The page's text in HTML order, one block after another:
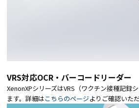
VRS対応OCR・バーコードリーダー
XenonXPシリーズはVRS（ワクチン接種記録
ます。詳細はこちらのページよりご確認いただ